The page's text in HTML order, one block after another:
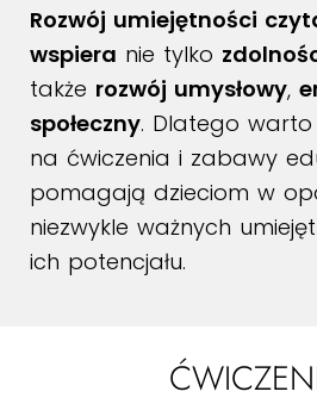
Rozwój umiejętności
wspiera nie tylko
także rozwój umysłowy,
społeczny. Dlatego
na ćwiczenia i zabawy
pomagają dzieciom w
niezwykle ważnych
ich potencjału.